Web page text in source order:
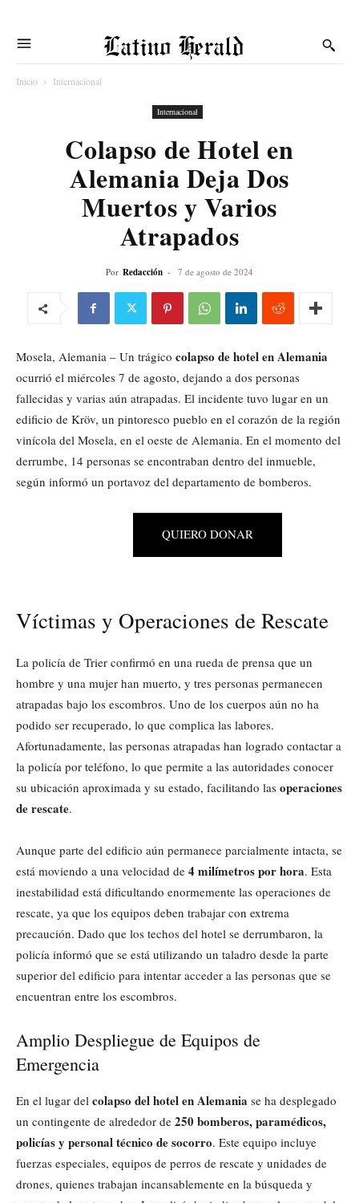
Latino Herald
Inicio Internacional
Internacional
Colapso de Hotel en
Alemania Deja Dos
Muertos y Varios
Atrapados
Por Redacción - 7 de agosto de 2024
Mosela, Alemania – Un trágico colapso de hotel en Alemania
ocurrió el miércoles 7 de agosto, dejando a dos personas
fallecidas y varias aún atrapadas. El incidente tuvo lugar en un
edificio de Kröv, un pintoresco pueblo en el corazón de la región
vinícola del Mosela, en el oeste de Alemania. En el momento del
derrumbe, 14 personas se encontraban dentro del inmueble,
según informó un portavoz del departamento de bomberos.
QUIERO DONAR
Víctimas y Operaciones de Rescate
La policía de Trier confirmó en una rueda de prensa que un
hombre y una mujer han muerto, y tres personas permanecen
atrapadas bajo los escombros. Uno de los cuerpos aún no ha
podido ser recuperado, lo que complica las labores.
Afortunadamente, las personas atrapadas han logrado contactar a
la policía por teléfono, lo que permite a las autoridades conocer
su ubicación aproximada y su estado, facilitando las operaciones
de rescate.
Aunque parte del edificio aún permanece parcialmente intacta, se
está moviendo a una velocidad de 4 milímetros por hora. Esta
inestabilidad está dificultando enormemente las operaciones de
rescate, ya que los equipos deben trabajar con extrema
precaución. Dado que los techos del hotel se derrumbaron, la
policía informó que se está utilizando un taladro desde la parte
superior del edificio para intentar acceder a las personas que se
encuentran entre los escombros.
Amplio Despliegue de Equipos de
Emergencia
En el lugar del colapso del hotel en Alemania se ha desplegado
un contingente de alrededor de 250 bomberos, paramédicos,
policías y personal técnico de socorro. Este equipo incluye
fuerzas especiales, equipos de perros de rescate y unidades de
drones, quienes trabajan incansablemente en la búsqueda y